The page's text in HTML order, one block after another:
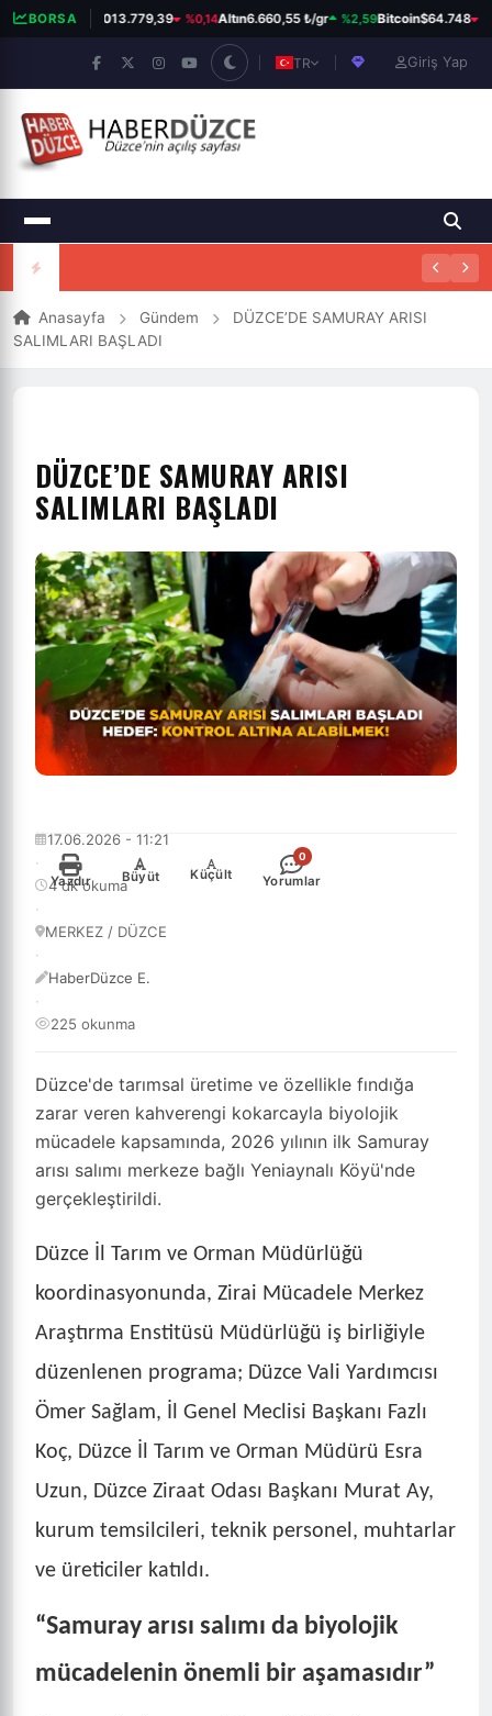
BORSA
BIST 100 13.779,39 %0,14Altın6.660,55 ₺/gr %2,59Bitcoin$64.748
TR Giriş Yap
Anasayfa Gündem
DÜZCE’DE SAMURAY ARISI
SALIMLARI BAŞLADI
DÜZCE’DE SAMURAY ARISI
SALIMLARI BAŞLADI
Düzce'de tarımsal üretime ve özellikle fındığa
zarar veren kahverengi kokarcayla biyolojik
mücadele kapsamında, 2026 yılının ilk Samuray
arısı salımı merkeze bağlı Yeniaynalı Köyü'nde
gerçekleştirildi.
17.06.2026 - 11:21
·
4 dk okuma
·
MERKEZ / DÜZCE
·
HaberDüzce E.
·
225 okunma
Yazdır
+
Büyüt
-
Küçült
0
Yorumlar
Düzce İl Tarım ve Orman Müdürlüğü
koordinasyonunda, Zirai Mücadele Merkez
Araştırma Enstitüsü Müdürlüğü iş birliğiyle
düzenlenen programa; Düzce Vali Yardımcısı
Ömer Sağlam, İl Genel Meclisi Başkanı Fazlı
Koç, Düzce İl Tarım ve Orman Müdürü Esra
Uzun, Düzce Ziraat Odası Başkanı Murat Ay,
kurum temsilcileri, teknik personel, muhtarlar
ve üreticiler katıldı.
“Samuray arısı salımı da biyolojik
mücadelenin önemli bir aşamasıdır”